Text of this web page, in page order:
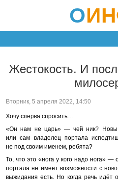
О
Жестокость. И
Вторник, 5 апреля 2022, 14:50
Хочу сперва спросить…
«Он нам не царь» — чей ник?
или сам владелец портала
не под своим именем, ребята?
То, что это «нога у кого надо нога» —
портала не имеет возможности с
выжидания есть. Но когда речь идёт